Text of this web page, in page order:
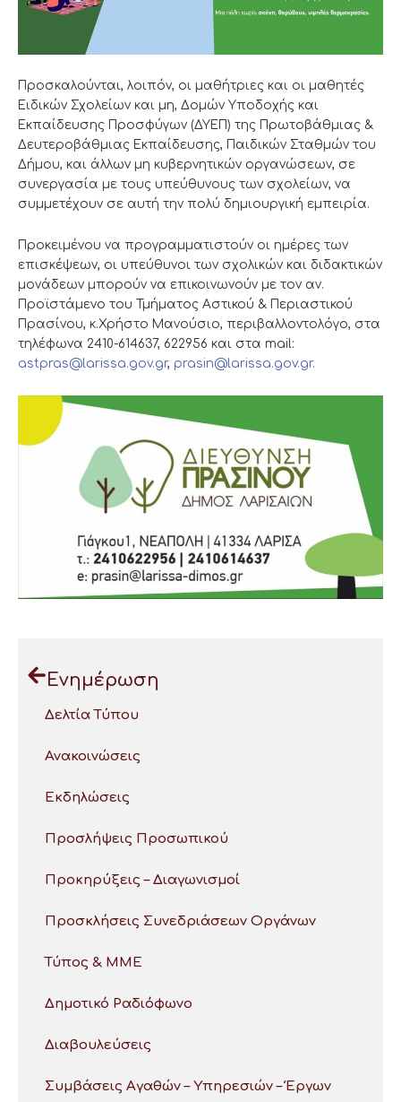
Προσκαλούνται, λοιπόν, οι μαθήτριες και οι μαθητές
Ειδικών Σχολείων και μη, Δομών Υποδοχής και
Εκπαίδευσης Προσφύγων (ΔΥΕΠ) της Πρωτοβάθμιας &
Δευτεροβάθμιας Εκπαίδευσης, Παιδικών Σταθμών του
Δήμου, και άλλων μη κυβερνητικών οργανώσεων, σε
συνεργασία με τους υπεύθυνους των σχολείων, να
συμμετέχουν σε αυτή την πολύ δημιουργική εμπειρία.
Προκειμένου να προγραμματιστούν οι ημέρες των
επισκέψεων, οι υπεύθυνοι των σχολικών και διδακτικών
μονάδεων μπορούν να επικοινωνούν με τον αν.
Προϊστάμενο του Τμήματος Αστικού & Περιαστικού
Πρασίνου, κ.Χρήστο Μανούσιο, περιβαλλοντολόγο, στα
τηλέφωνα 2410-614637, 622956 και στα mail:
astpras@larissa.gov.gr, prasin@larissa.gov.gr.
Ενημέρωση
Δελτία Τύπου
Ανακοινώσεις
Εκδηλώσεις
Προσλήψεις Προσωπικού
Προκηρύξεις – Διαγωνισμοί
Προσκλήσεις Συνεδριάσεων Οργάνων
Τύπος & ΜΜΕ
Δημοτικό Ραδιόφωνο
Διαβουλεύσεις
Συμβάσεις Αγαθών – Υπηρεσιών – Έργων